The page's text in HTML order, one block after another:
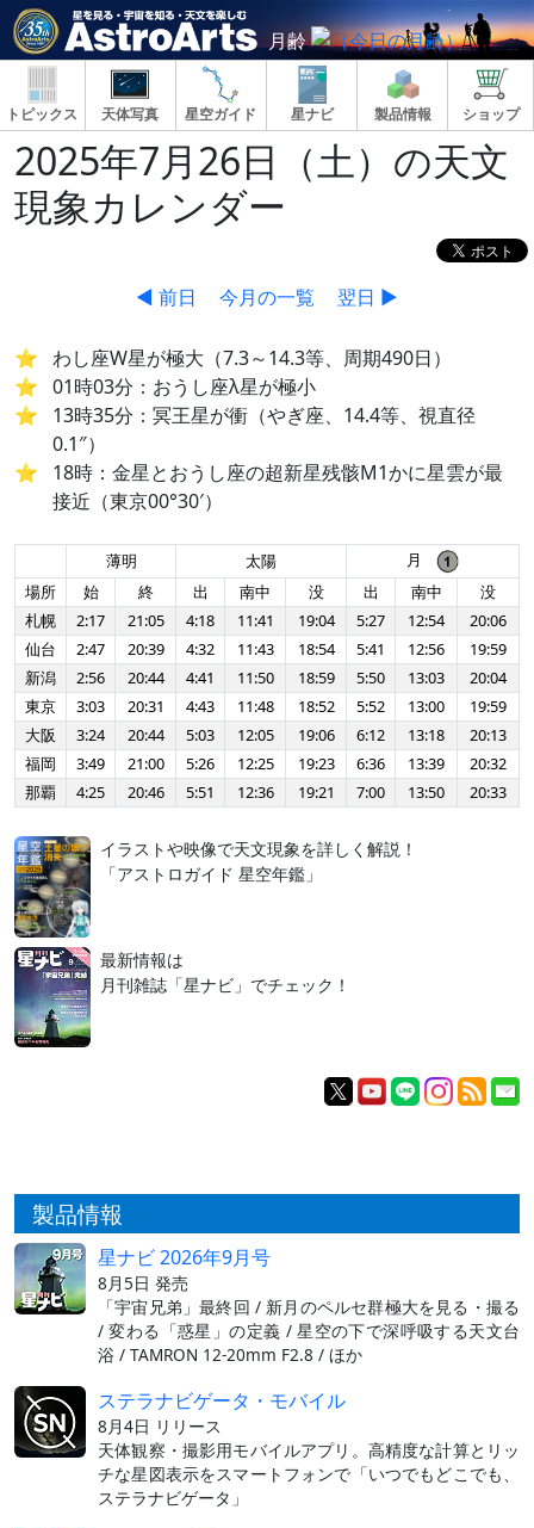
月齢
トピックス 天体写真 星空ガイド 星ナビ 製品情報 ショップ
2025年7月26日（土）の天文
現象カレンダー
◀ 前日 今月の一覧 翌日 ▶
わし座W星が極大（7.3～14.3等、周期490日）
01時03分：おうし座λ星が極小
13時35分：冥王星が衝（やぎ座、14.4等、視直径
0.1″）
18時：金星とおうし座の超新星残骸M1かに星雲が最
接近（東京00°30′）
薄明 太陽
月
場所
始 終 出 南中 没 出 南中
没
札幌
2:17 21:05 4:18 11:41 19:04 5:27 12:54
20:06
仙台
2:47 20:39 4:32 11:43 18:54 5:41 12:56
19:59
新潟
2:56 20:44 4:41 11:50 18:59 5:50 13:03
20:04
東京
3:03 20:31 4:43 11:48 18:52 5:52 13:00
19:59
大阪
3:24 20:44 5:03 12:05 19:06 6:12 13:18
20:13
福岡
3:49 21:00 5:26 12:25 19:23 6:36 13:39
20:32
那覇
4:25 20:46 5:51 12:36 19:21 7:00 13:50 20:33
イラストや映像で天文現象を詳しく解説！
「アストロガイド 星空年鑑」
最新情報は
月刊雑誌「星ナビ」でチェック！
製品情報
星ナビ 2026年9月号
8月5日 発売
「宇宙兄弟」最終回 / 新月のペルセ群極大を見る・撮る
/ 変わる「惑星」の定義 / 星空の下で深呼吸する天文台
浴 / TAMRON 12-20mm F2.8 / ほか
ステラナビゲータ・モバイル
8月4日 リリース
天体観察・撮影用モバイルアプリ。高精度な計算とリッ
チな星図表示をスマートフォンで「いつでもどこでも、
ステラナビゲータ」